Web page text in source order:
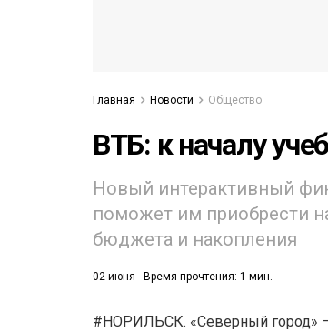
Главная Новости Общество
ВТБ: к началу
Новый интерактивный
поможет им приобрести
бюджета и накопления
02 июня Время прочтения: 1 мин.
#НОРИЛЬСК. «Северный город»